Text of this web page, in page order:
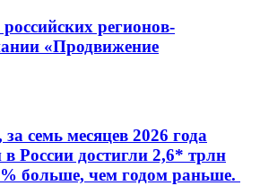
регионов-
«Продвижение
семь месяцев 2026 года
России достигли 2,6* трлн
больше, чем годом раньше.